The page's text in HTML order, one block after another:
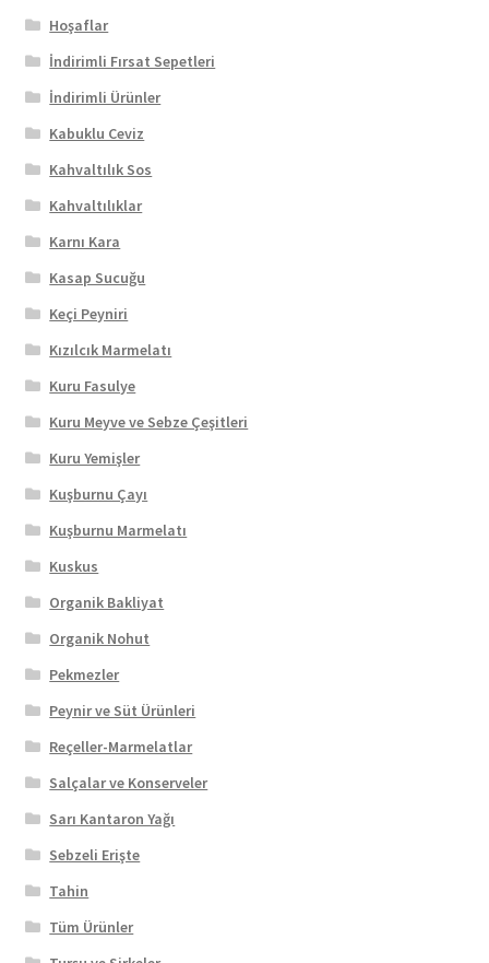
Hoşaflar
İndirimli Fırsat Sepetleri
İndirimli Ürünler
Kabuklu Ceviz
Kahvaltılık Sos
Kahvaltılıklar
Karnı Kara
Kasap Sucuğu
Keçi Peyniri
Kızılcık Marmelatı
Kuru Fasulye
Kuru Meyve ve Sebze Çeşitleri
Kuru Yemişler
Kuşburnu Çayı
Kuşburnu Marmelatı
Kuskus
Organik Bakliyat
Organik Nohut
Pekmezler
Peynir ve Süt Ürünleri
Reçeller-Marmelatlar
Salçalar ve Konserveler
Sarı Kantaron Yağı
Sebzeli Erişte
Tahin
Tüm Ürünler